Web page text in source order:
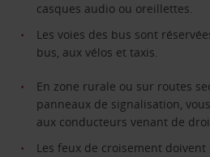
casques audio ou oreillettes.
Les voies des bus sont
bus, aux vélos et taxis.
En zone rurale ou sur routes
panneaux de signalisation,
aux conducteurs venant de
Les feux de croisement